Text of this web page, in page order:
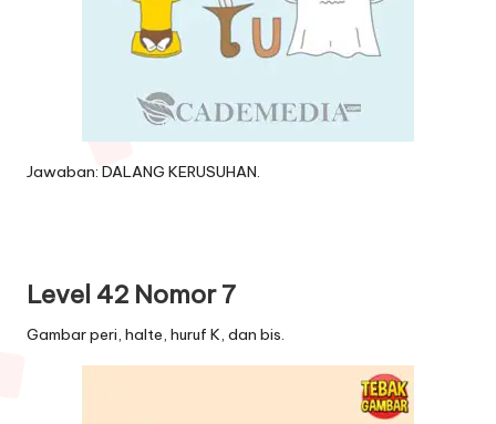
Jawaban: DALANG KERUSUHAN.
Level 42 Nomor 7
Gambar peri, halte, huruf K, dan bis.